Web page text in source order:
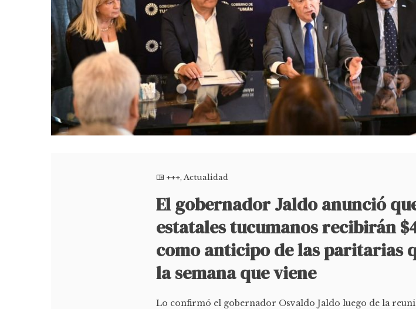
+++,Actualidad
El gobernador Jaldo anunció
estatales tucumanos recibirán
como anticipo de las paritarias
la semana que viene
Lo confirmó el gobernador Osvaldo Jaldo luego de la